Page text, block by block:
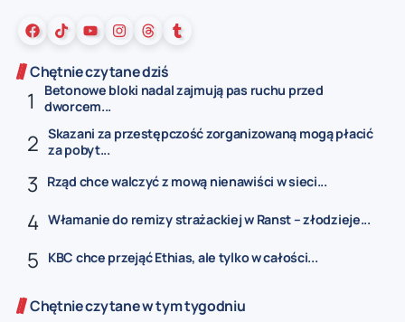
Chętnie czytane dziś
Betonowe bloki nadal zajmują pas ruchu przed
dworcem...
Skazani za przestępczość zorganizowaną mogą płacić
za pobyt...
Rząd chce walczyć z mową nienawiści w sieci...
Włamanie do remizy strażackiej w Ranst – złodzieje...
KBC chce przejąć Ethias, ale tylko w całości...
Chętnie czytane w tym tygodniu